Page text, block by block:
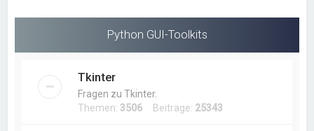
Python GUI-Toolkits
Tkinter
Fragen zu Tkinter.
Themen: 3506 Beiträge: 25343